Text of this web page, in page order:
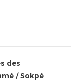
des
/ Sokpé